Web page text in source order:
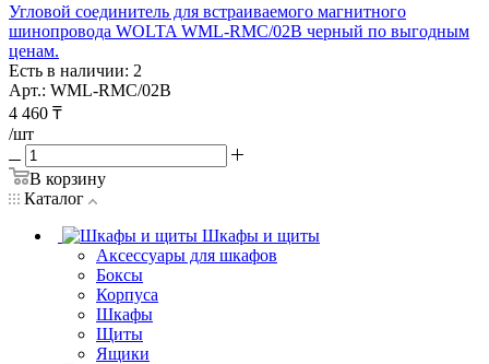
Угловой соединитель для встраиваемого магнитного
шинопровода WOLTA WML-RMC/02B черный по выгодным
ценам.
Есть в наличии: 2
Арт.: WML-RMC/02B
4 460 ₸
/шт
В корзину
Каталог
Шкафы и щиты
Аксессуары для шкафов
Боксы
Корпуса
Шкафы
Щиты
Ящики